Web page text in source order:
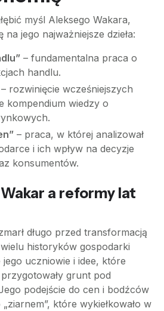
myśl Aleksego Wakara,
jego najważniejsze dzieła:
– fundamentalna praca o
handlu.
– rozwinięcie wcześniejszych
kompendium wiedzy o
– praca, w której analizował
i ich wpływ na decyzje
konsumentów.
a reformy lat
długo przed transformacją
historyków gospodarki
jego uczniowie i idee, które
grunt pod
podejście do cen i bodźców
które wykiełkowało w